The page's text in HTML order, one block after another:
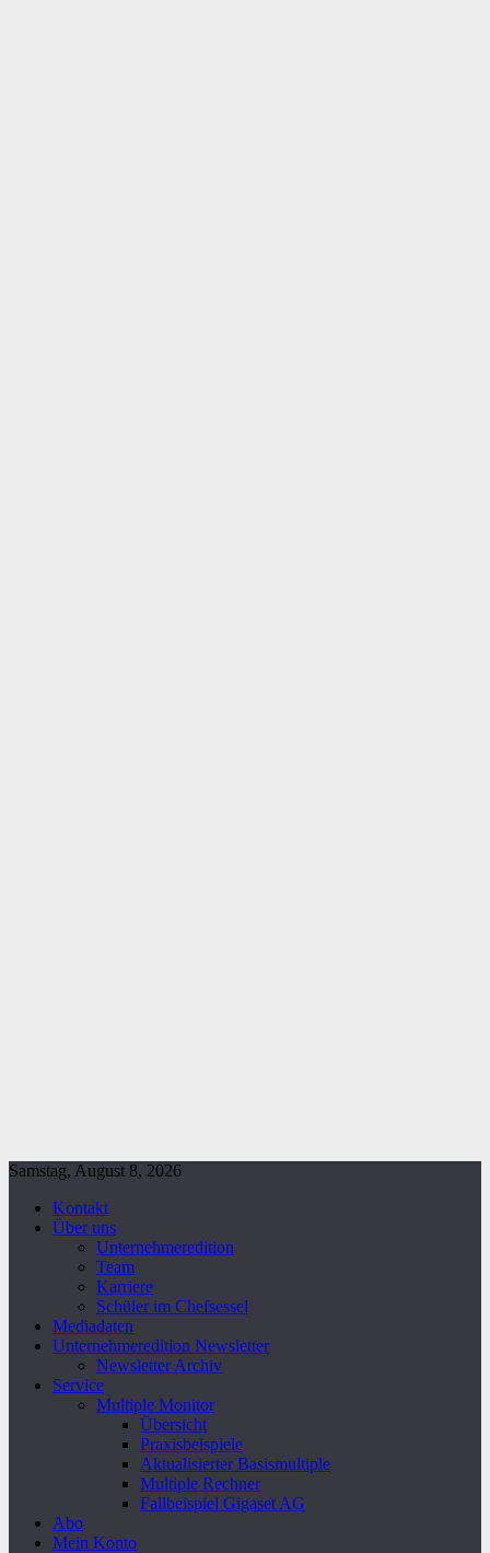
Samstag, August 8, 2026
Kontakt
Über uns
Unternehmeredition
Team
Karriere
Schüler im Chefsessel
Mediadaten
Unternehmeredition Newsletter
Newsletter Archiv
Service
Multiple Monitor
Übersicht
Praxisbeispiele
Aktualisierter Basismultiple
Multiple Rechner
Fallbeispiel Gigaset AG
Abo
Mein Konto